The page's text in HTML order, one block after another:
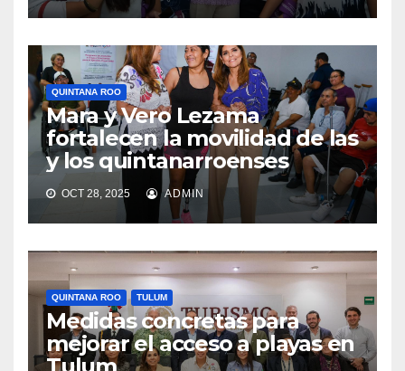
QUINTANA ROO
Mara y Vero Lezama
fortalecen la movilidad de las
y los quintanarroenses
OCT 28, 2025 ADMIN
QUINTANA ROO TULUM
Medidas concretas para
mejorar el acceso a playas en
Tulum